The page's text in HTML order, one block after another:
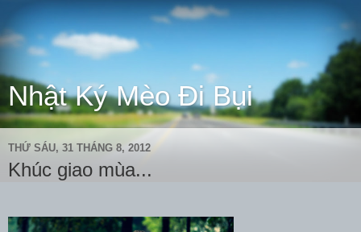
Nhật Ký Mèo Đi Bụi
THỨ SÁU, 31 THÁNG 8, 2012
Khúc giao mùa...